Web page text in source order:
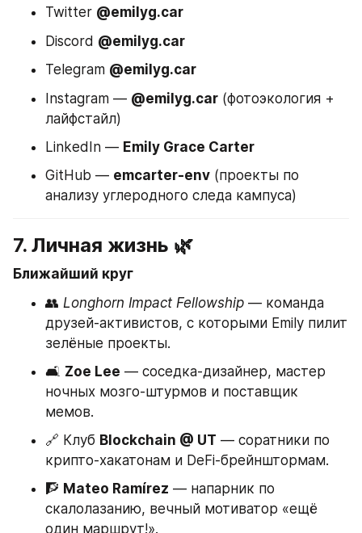
Twitter @emilyg.car
Discord @emilyg.car
Telegram @emilyg.car
Instagram — @emilyg.car (фотоэкология +
лайфстайл)
LinkedIn — Emily Grace Carter
GitHub — emcarter-env (проекты по
анализу углеродного следа кампуса)
7. Личная жизнь 🌿
Ближайший круг
👥 Longhorn Impact Fellowship — команда
друзей-активистов, с которыми Emily пилит
зелёные проекты.
🛋 Zoe Lee — соседка-дизайнер, мастер
ночных мозго-штурмов и поставщик
мемов.
🔗 Клуб Blockchain @ UT — соратники по
крипто-хакатонам и DeFi-брейнштормам.
🧗 Mateo Ramírez — напарник по
скалолазанию, вечный мотиватор «ещё
один маршрут!».